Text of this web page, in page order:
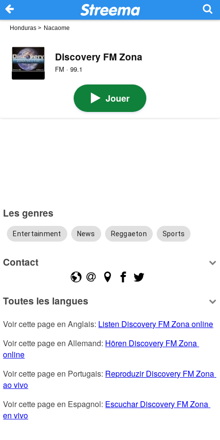
Honduras > Nacaome
Discovery FM Zona
FM · 99.1
Jouer
Les genres
Entertainment News Reggaeton Sports
Contact
Toutes les langues
Voir cette page en Anglais: Listen Discovery FM Zona online
Voir cette page en Allemand: Hören Discovery FM Zona
online
Voir cette page en Portugais: Reproduzir Discovery FM Zona
ao vivo
Voir cette page en Espagnol: Escuchar Discovery FM Zona
en vivo